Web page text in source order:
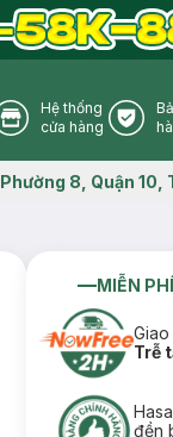
Store Icon
Hệ thống
cửa hàng
Phường 8, Quận 10,
MIỄN
Trễ
đền